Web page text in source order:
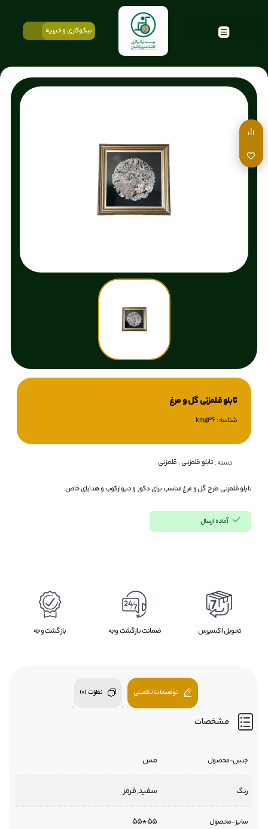
نیکوکاری و خیریه
تابلو قلمزنی گل و مرغ
شناسه : kmg36
دسته : تابلو قلمزنی,قلمزنی
تابلو قلمزنی طرح گل و مرغ مناسب برای دکور و دیوارکوب و هدایای خاص.
آماده ارسال
تحویل اکسپرس ضمانت بازگشت وجه بازگشت وجه
توضیحات تکمیلی نظرات (0)
مشخصات
جنس-محصول مس
رنگ سفید, قرمز
سایز-محصول 55*55